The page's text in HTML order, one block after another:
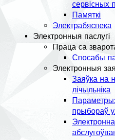
сервісных
Памяткі
Электрабяспека
Электронныя паслугі
Праца са
Спосабы
Электронныя
Заяўка на
лічыльніка
прыбораў